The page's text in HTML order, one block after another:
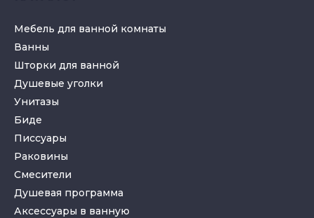
Мебель для ванной комнаты
Ванны
Шторки для ванной
Душевые уголки
Унитазы
Биде
Писсуары
Раковины
Смесители
Душевая программа
Аксессуары в ванную